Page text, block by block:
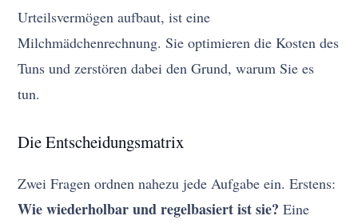
Urteilsvermögen aufbaut, ist eine
Milchmädchenrechnung. Sie optimieren die Kosten des
Tuns und zerstören dabei den Grund, warum Sie es
tun.
Die Entscheidungsmatrix
Zwei Fragen ordnen nahezu jede Aufgabe ein. Erstens:
Wie wiederholbar und regelbasiert ist sie? Eine